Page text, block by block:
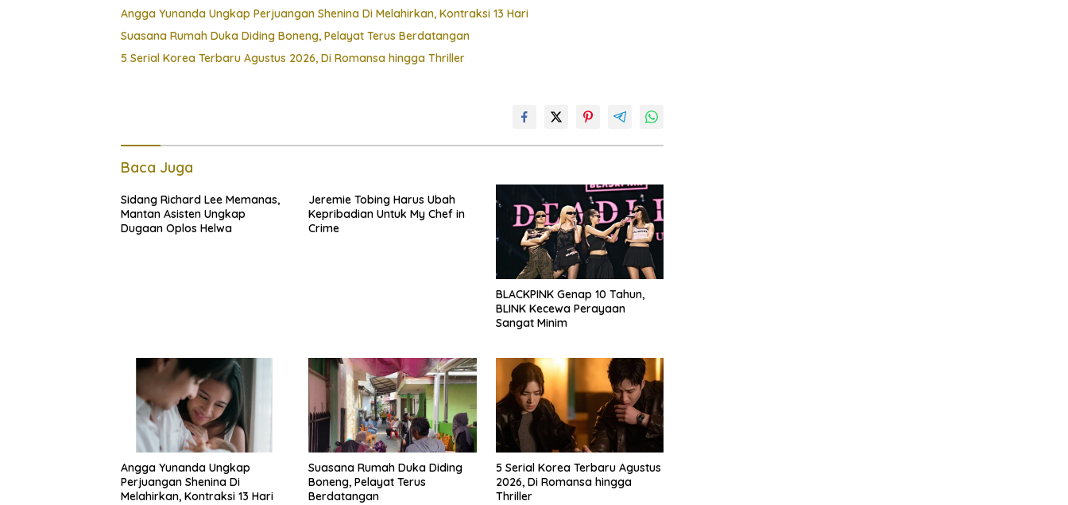
Angga Yunanda Ungkap Perjuangan Shenina Di Melahirkan, Kontraksi 13 Hari
Suasana Rumah Duka Diding Boneng, Pelayat Terus Berdatangan
5 Serial Korea Terbaru Agustus 2026, Di Romansa hingga Thriller
Baca Juga
Sidang Richard Lee Memanas,
Mantan Asisten Ungkap
Dugaan Oplos Helwa
Jeremie Tobing Harus Ubah
Kepribadian Untuk My Chef in
Crime
BLACKPINK Genap 10 Tahun,
BLINK Kecewa Perayaan
Sangat Minim
Angga Yunanda Ungkap
Perjuangan Shenina Di
Melahirkan, Kontraksi 13 Hari
Suasana Rumah Duka Diding
Boneng, Pelayat Terus
Berdatangan
5 Serial Korea Terbaru Agustus
2026, Di Romansa hingga
Thriller